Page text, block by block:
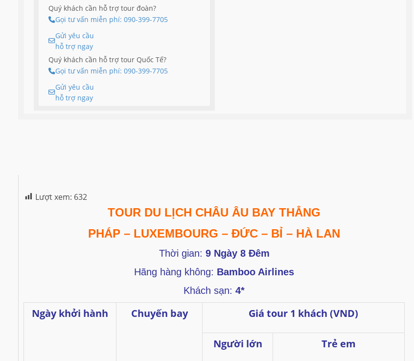
Quý khách cần hỗ trợ tour đoàn?
Gọi tư vấn miễn phí: 090-399-7705
Gửi yêu cầu
hỗ trợ ngay
Quý khách cần hỗ trợ tour Quốc Tế?
Gọi tư vấn miễn phí: 090-399-7705
Gửi yêu cầu
hỗ trợ ngay
Lượt xem: 632
TOUR DU LỊCH CHÂU ÂU BAY THẲNG
PHÁP – LUXEMBOURG – ĐỨC – BỈ – HÀ LAN
Thời gian: 9 Ngày 8 Đêm
Hãng hàng không: Bamboo Airlines
Khách sạn: 4*
Ngày khởi hành Chuyến bay Giá tour 1 khách (VND)
Người lớn Trẻ em